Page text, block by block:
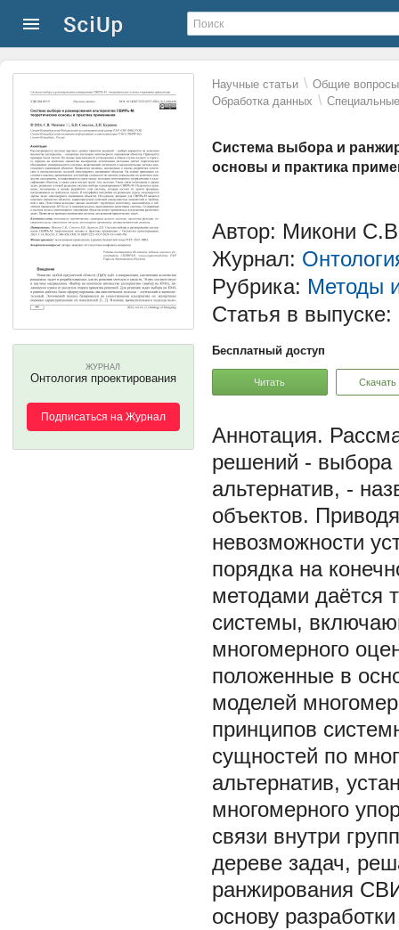
Научные статьи \ Общие вопросы
Обработка данных \
Система выбора и
основы и практика
ЖУРНАЛ
Онтология проектирования
Подписаться на Журнал
Автор: Микони
Журнал:
Рубрика: Методы
Статья в выпуске:
Бесплатный доступ
Читать Скачать
решений - выбора
альтернатив, -
объектов.
невозможности
порядка на
методами даётся
системы,
многомерного
положенные в
моделей
принципов
сущностей по
альтернатив,
многомерного
связи внутри
дереве задач,
ранжирования
основу